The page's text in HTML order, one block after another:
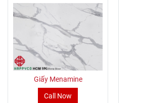
Giấy Menamine
Call Now